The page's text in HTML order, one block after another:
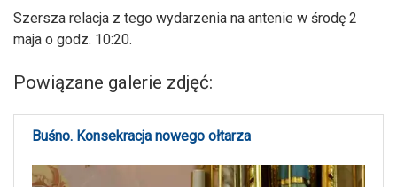
Szersza relacja z tego wydarzenia na antenie w środę 2
maja o godz. 10:20.
Powiązane galerie zdjęć:
Buśno. Konsekracja nowego ołtarza